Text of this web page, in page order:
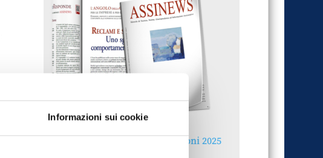
Informazioni sui cookie
Reclami e sanzioni 2025